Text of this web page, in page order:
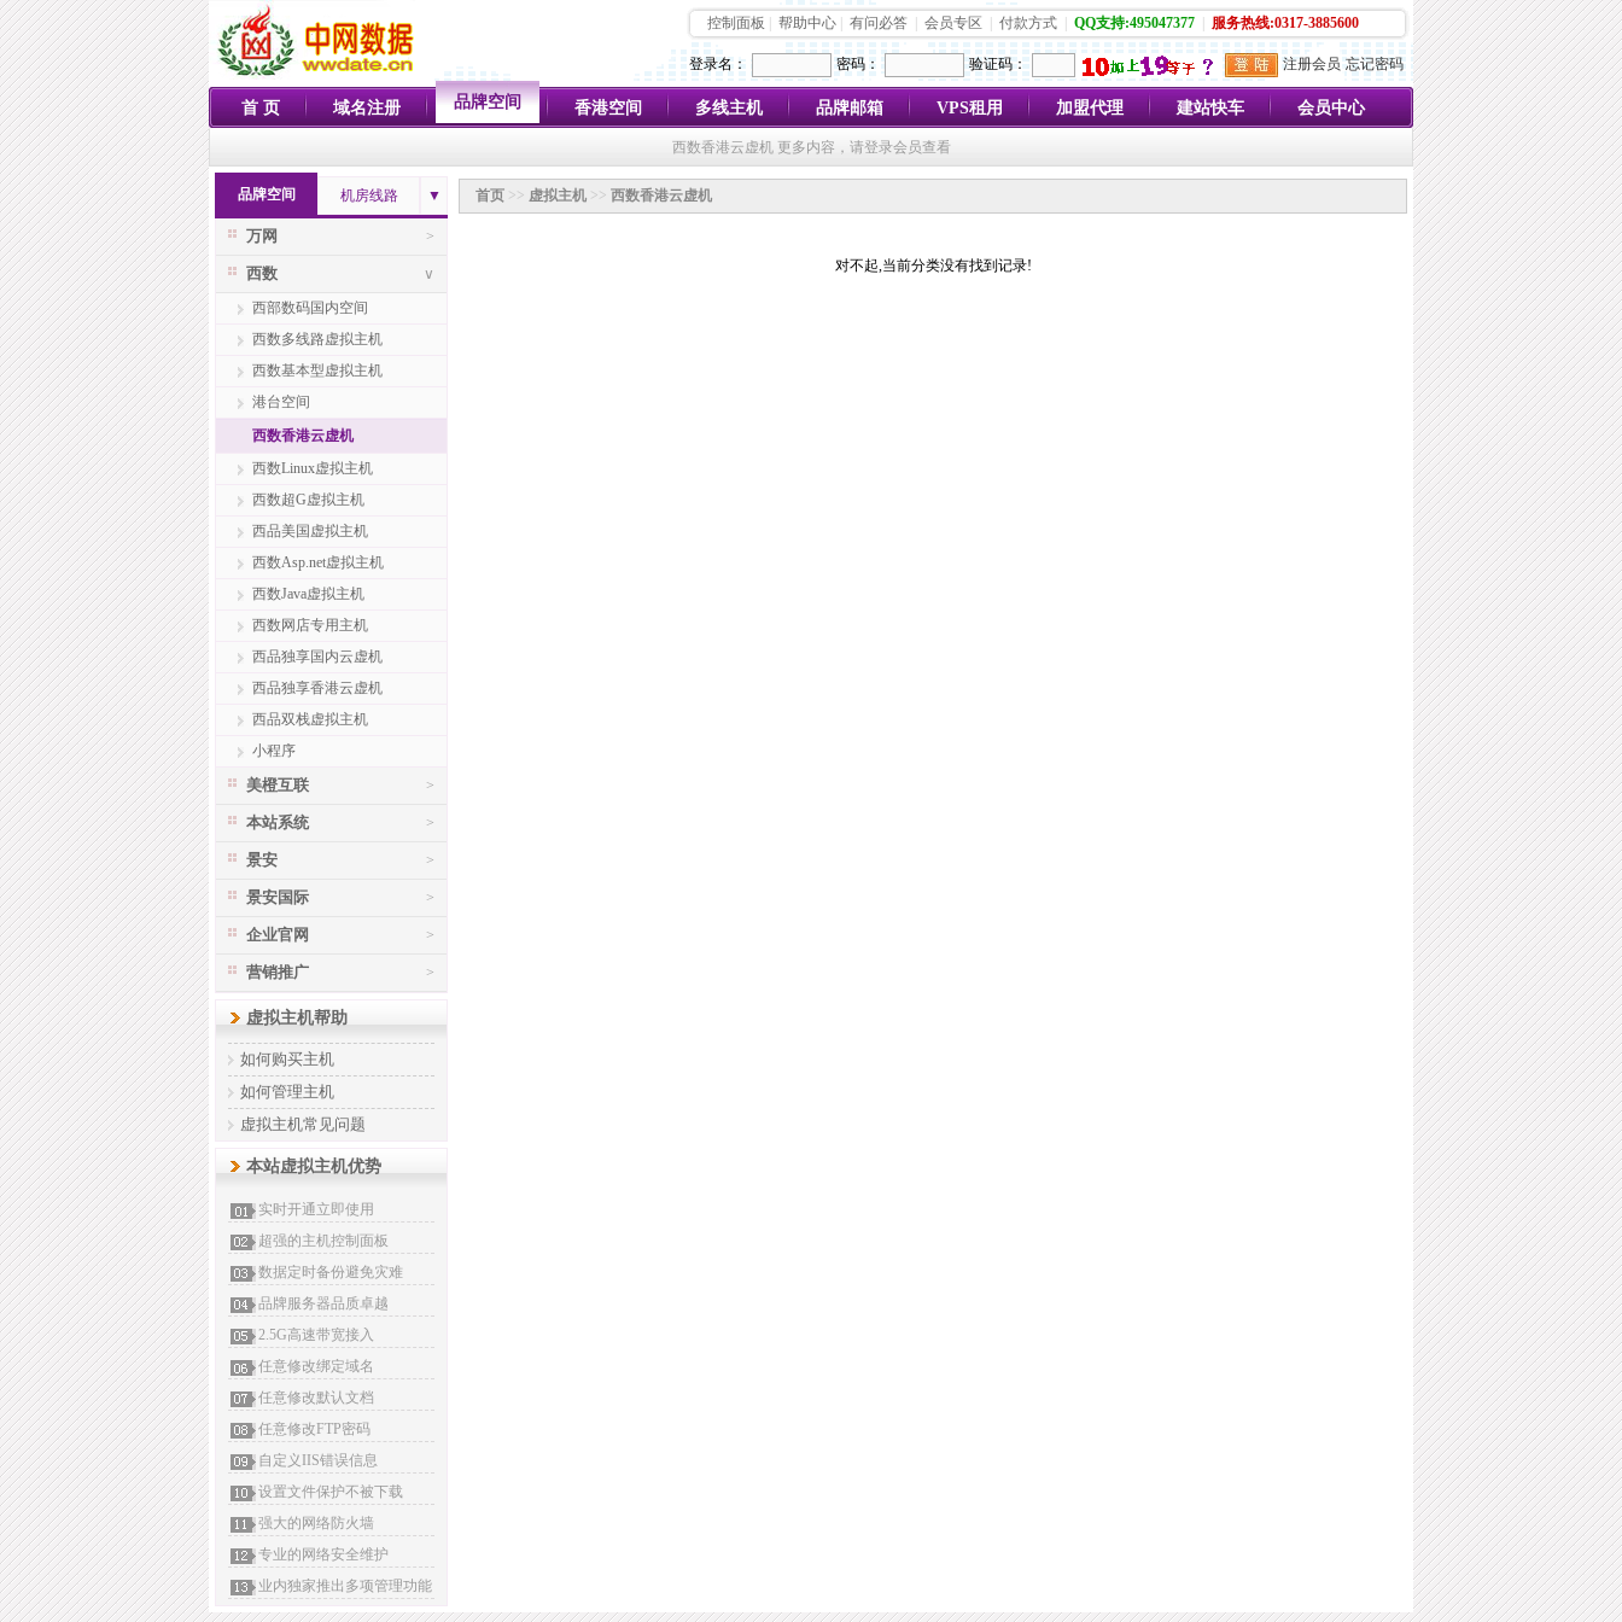
控制面板 帮助中心 有问必答 会员专区 付款方式 QQ支持:495047377 服务热线:0317-3885600
登录名： 密码： 验证码： 注册会员 忘记密码
首 页 域名注册 品牌空间 香港空间 多线主机 品牌邮箱 VPS租用 加盟代理 建站快车 会员中心
西数香港云虚机 更多内容，请登录会员查看
品牌空间 机房线路 ▼
>
万网
∨
西数
西部数码国内空间
西数多线路虚拟主机
西数基本型虚拟主机
港台空间
西数香港云虚机
西数Linux虚拟主机
西数超G虚拟主机
西品美国虚拟主机
西数Asp.net虚拟主机
西数Java虚拟主机
西数网店专用主机
西品独享国内云虚机
西品独享香港云虚机
西品双栈虚拟主机
小程序
>
美橙互联
>
本站系统
>
景安
>
景安国际
>
企业官网
>
营销推广
虚拟主机帮助
如何购买主机
如何管理主机
虚拟主机常见问题
本站虚拟主机优势
实时开通立即使用
超强的主机控制面板
数据定时备份避免灾难
品牌服务器品质卓越
2.5G高速带宽接入
任意修改绑定域名
任意修改默认文档
任意修改FTP密码
自定义IIS错误信息
设置文件保护不被下载
强大的网络防火墙
专业的网络安全维护
业内独家推出多项管理功能
首页 >> 虚拟主机 >> 西数香港云虚机
对不起,当前分类没有找到记录!